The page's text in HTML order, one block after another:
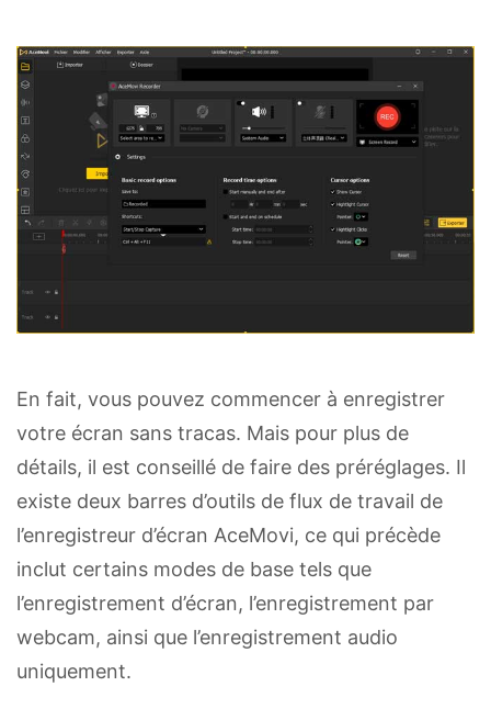
En fait, vous pouvez commencer à enregistrer
votre écran sans tracas. Mais pour plus de
détails, il est conseillé de faire des préréglages. Il
existe deux barres d’outils de flux de travail de
l’enregistreur d’écran AceMovi, ce qui précède
inclut certains modes de base tels que
l’enregistrement d’écran, l’enregistrement par
webcam, ainsi que l’enregistrement audio
uniquement.